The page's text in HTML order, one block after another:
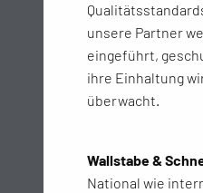
unsere Partner
eingeführt,
ihre Einhaltung
überwacht.
Wallstabe &
National wie